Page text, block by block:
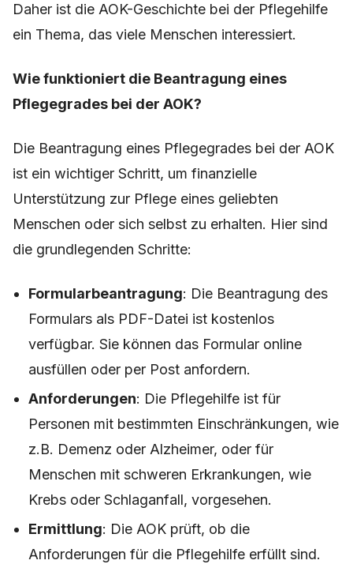
Daher ist die AOK-Geschichte bei der Pflegehilfe
ein Thema, das viele Menschen interessiert.
Wie funktioniert die Beantragung eines
Pflegegrades bei der AOK?
Die Beantragung eines Pflegegrades bei der AOK
ist ein wichtiger Schritt, um finanzielle
Unterstützung zur Pflege eines geliebten
Menschen oder sich selbst zu erhalten. Hier sind
die grundlegenden Schritte:
Formularbeantragung: Die Beantragung des
Formulars als PDF-Datei ist kostenlos
verfügbar. Sie können das Formular online
ausfüllen oder per Post anfordern.
Anforderungen: Die Pflegehilfe ist für
Personen mit bestimmten Einschränkungen, wie
z.B. Demenz oder Alzheimer, oder für
Menschen mit schweren Erkrankungen, wie
Krebs oder Schlaganfall, vorgesehen.
Ermittlung: Die AOK prüft, ob die
Anforderungen für die Pflegehilfe erfüllt sind.